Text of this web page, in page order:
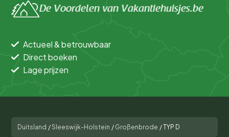
De Voordelen van Vakantiehuisjes.be
Actueel & betrouwbaar
Direct boeken
Lage prijzen
Duitsland /Sleeswijk-Holstein / Großenbrode /TYP D